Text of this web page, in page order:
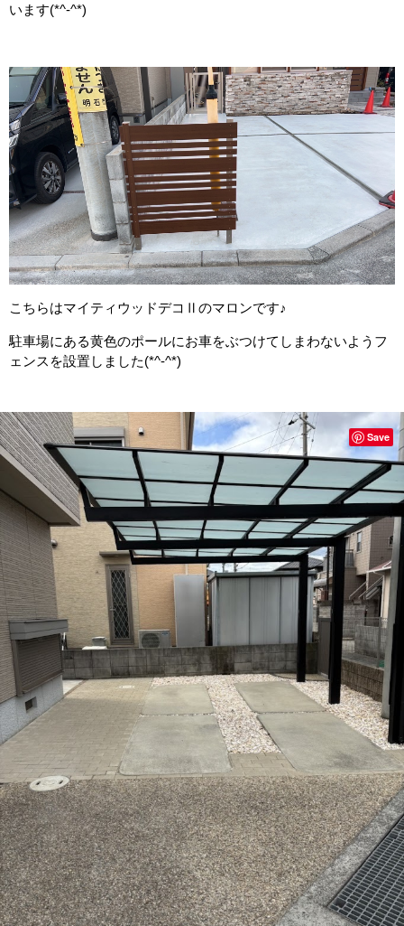
います(*^-^*)
こちらはマイティウッドデコⅡのマロンです♪
駐車場にある黄色のポールにお車をぶつけてしまわないようフ
ェンスを設置しました(*^-^*)
Save